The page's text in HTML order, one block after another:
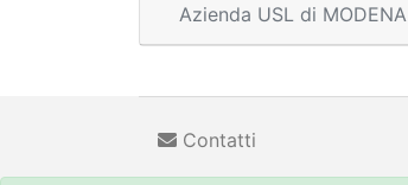
Azienda USL di MODENA
Contatti